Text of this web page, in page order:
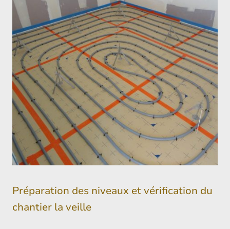
Préparation des niveaux et vérification du
chantier la veille